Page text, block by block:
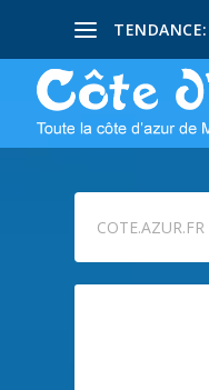
TENDANCE:
COTE.AZUR.FR